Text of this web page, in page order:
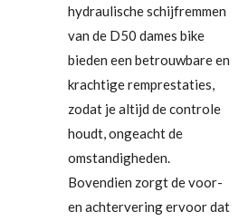
hydraulische schijfremmen
van de D50 dames bike
bieden een betrouwbare en
krachtige remprestaties,
zodat je altijd de controle
houdt, ongeacht de
omstandigheden.
Bovendien zorgt de voor-
en achtervering ervoor dat